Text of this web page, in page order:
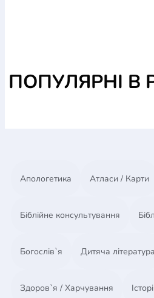
ПОПУЛЯРНІ В
Апологетика Атласи / Карти
Біблійне консультування
Богослів`я Дитяча література
Здоров`я / Харчування